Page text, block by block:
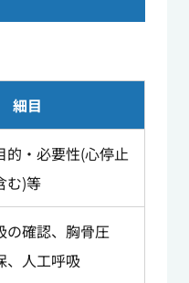
細目
的・必要性(心停止
む)等
の確認、胸骨圧
、人工呼吸